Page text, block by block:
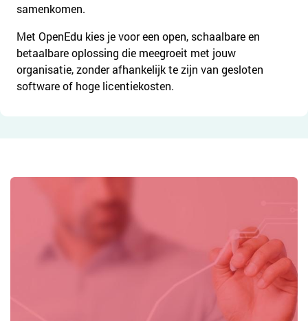
samenkomen.
Met OpenEdu kies je voor een open, schaalbare en
betaalbare oplossing die meegroeit met jouw
organisatie, zonder afhankelijk te zijn van gesloten
software of hoge licentiekosten.